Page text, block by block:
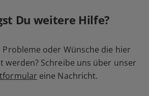
Du weitere Hilfe?
Probleme oder Wünsche die hier
werden? Schreibe uns über unser
eine Nachricht.